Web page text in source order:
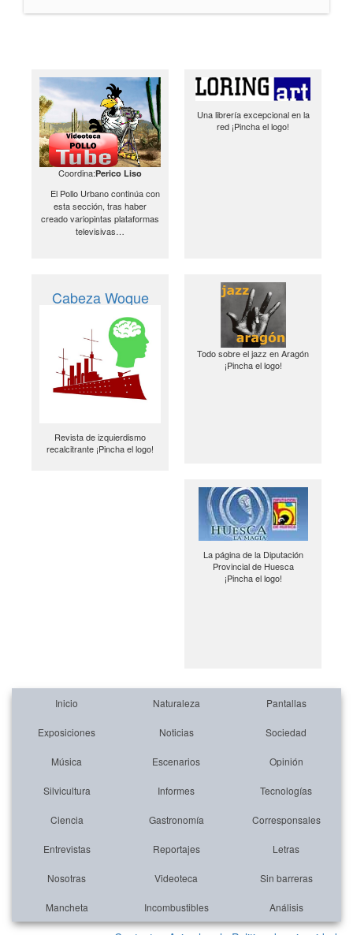
Coordina:Perico Liso
El Pollo Urbano continúa con
esta sección, tras haber
creado variopintas plataformas
televisivas…
Una librería excepcional en la
red ¡Pincha el logo!
Cabeza Woque
Revista de izquierdismo
recalcitrante ¡Pincha el logo!
Todo sobre el jazz en Aragón
¡Pincha el logo!
La página de la Diputación
Provincial de Huesca
¡Pincha el logo!
Inicio Naturaleza Pantallas
Exposiciones Noticias Sociedad
Música Escenarios Opinión
Silvicultura Informes Tecnologías
Ciencia Gastronomía Corresponsales
Entrevistas Reportajes Letras
Nosotras Videoteca Sin barreras
Mancheta Incombustibles Análisis